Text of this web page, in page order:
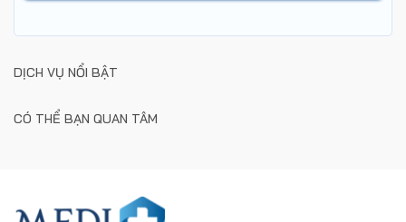
DỊCH VỤ NỔI BẬT
CÓ THỂ BẠN QUAN TÂM